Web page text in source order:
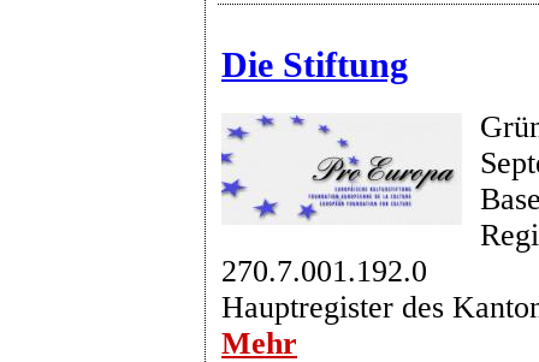
Die Stiftung
270.7.001.192.0
Hauptregister des
Mehr